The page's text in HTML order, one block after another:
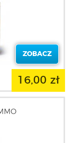
ZOBACZ
16,00 zł